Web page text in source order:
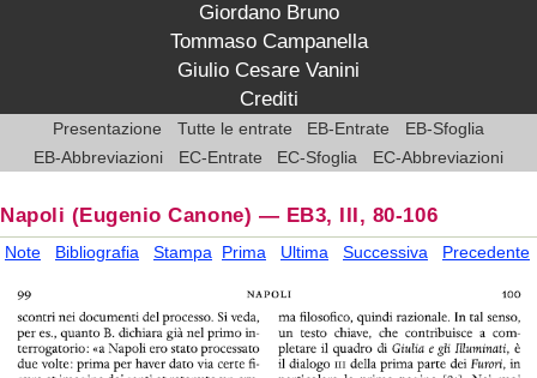
Giordano Bruno
Tommaso Campanella
Giulio Cesare Vanini
Crediti
Presentazione Tutte le entrate EB-Entrate
EB-Sfoglia
EB-Abbreviazioni
EC-Entrate EC-Sfoglia EC-Abbreviazioni
Napoli (Eugenio Canone) — EB3, III, 80-106
Note Bibliografia Stampa Prima Ultima Successiva Precedente